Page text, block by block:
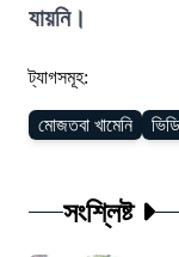
যায়নি।
ট্যাগসমূহ:
মোজতবা খামেনি
সংশ্লিষ্ট